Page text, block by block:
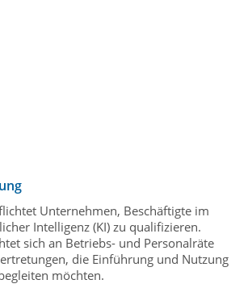
Unternehmen, Beschäftigte im
Intelligenz (KI) zu qualifizieren.
sich an Betriebs- und Personalräte
die Einführung und Nutzung
möchten.